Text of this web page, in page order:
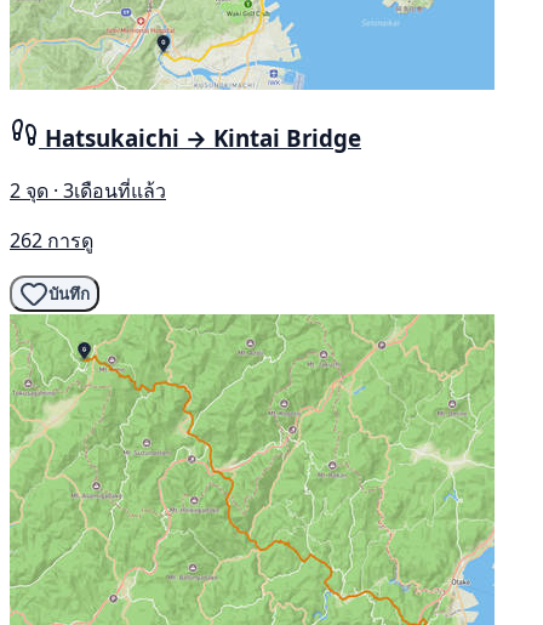
Hatsukaichi → Kintai Bridge
2 จุด · 3เดือนที่แล้ว
262 การดู
บันทึก